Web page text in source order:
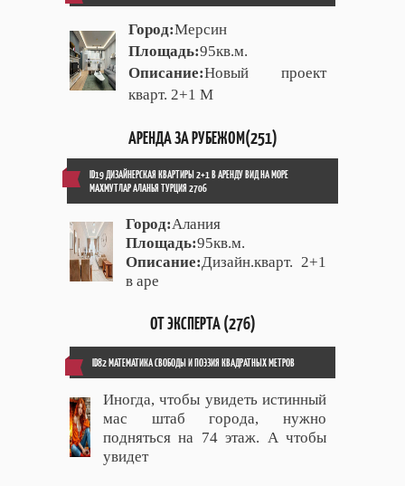
Город:Мерсин
Площадь:95кв.м.
Описание:Новый проект
кварт. 2+1 М
АРЕНДА ЗА РУБЕЖОМ(251)
ID19 ДИЗАЙНЕРСКАЯ КВАРТИРЫ 2+1 В АРЕНДУ ВИД НА МОРЕ
МАХМУТЛАР АЛАНЬЯ ТУРЦИЯ 2706
Город:Алания
Площадь:95кв.м.
Описание: Дизайн.кварт. 2+1
в аре
ОТ ЭКСПЕРТА (276)
ID82 МАТЕМАТИКА СВОБОДЫ И ПОЭЗИЯ КВАДРАТНЫХ МЕТРОВ
Иногда, чтобы увидеть истинный
мас штаб города, нужно
подняться на 74 этаж. А чтобы
увидет